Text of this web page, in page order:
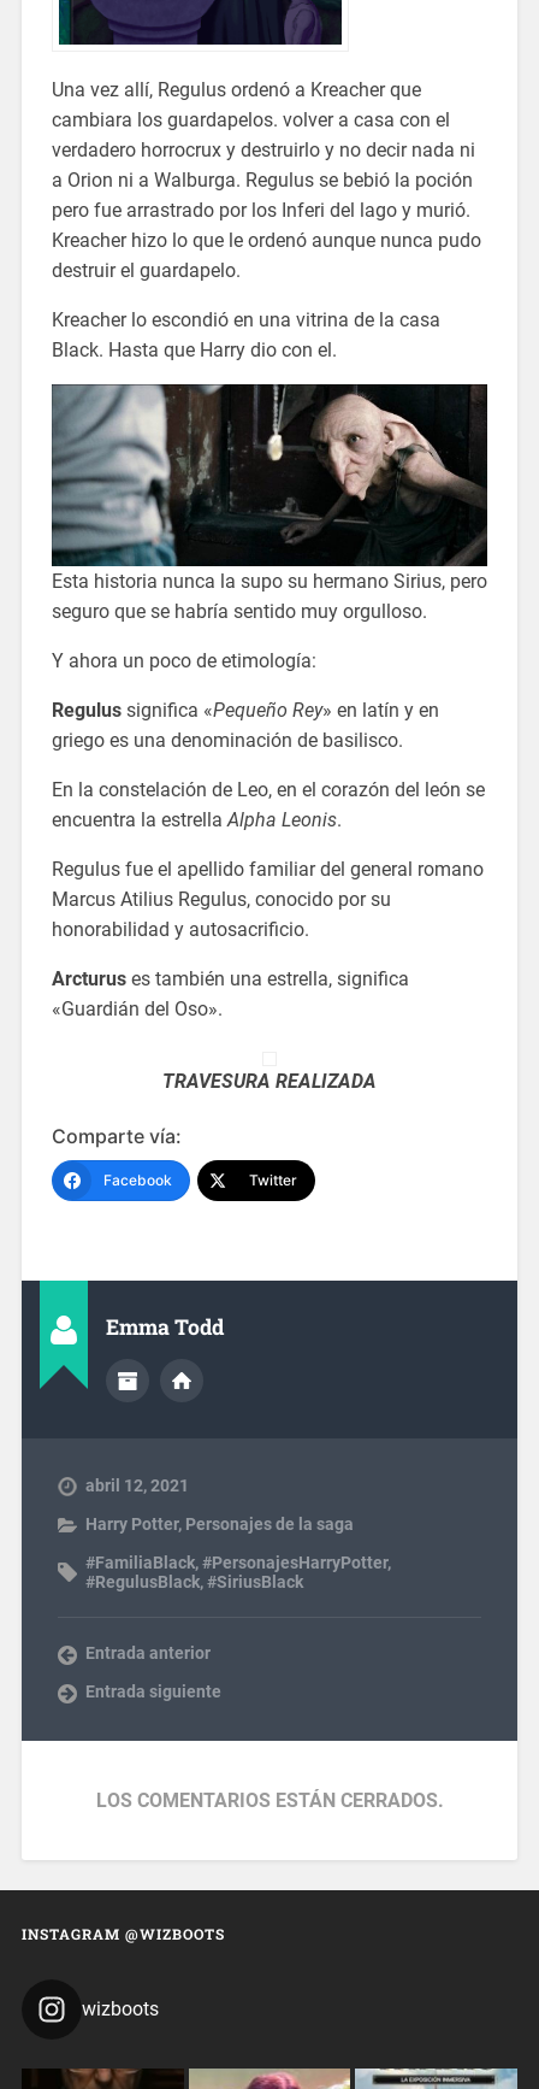
Una vez allí, Regulus ordenó a Kreacher que
cambiara los guardapelos. volver a casa con el
verdadero horrocrux y destruirlo y no decir nada ni
a Orion ni a Walburga. Regulus se bebió la poción
pero fue arrastrado por los Inferi del lago y murió.
Kreacher hizo lo que le ordenó aunque nunca pudo
destruir el guardapelo.
Kreacher lo escondió en una vitrina de la casa
Black. Hasta que Harry dio con el.
Esta historia nunca la supo su hermano Sirius, pero
seguro que se habría sentido muy orgulloso.
Y ahora un poco de etimología:
Regulussignifica «Pequeño Rey» en latín y en
griego es una denominación de basilisco.
En la constelación de Leo, en el corazón del león se
encuentra la estrellaAlpha Leonis.
Regulus fue el apellido familiar del general romano
Marcus Atilius Regulus, conocido por su
honorabilidad y autosacrificio.
Arcturus es también una estrella, significa
«Guardián del Oso».
TRAVESURA REALIZADA
Comparte vía:
Facebook Twitter
Emma Todd
abril 12, 2021
Harry Potter, Personajes de la saga
#FamiliaBlack,#PersonajesHarryPotter,
#RegulusBlack,#SiriusBlack
Entrada anterior
Entrada siguiente
LOS COMENTARIOS ESTÁN CERRADOS.
INSTAGRAM @WIZBOOTS
wizboots